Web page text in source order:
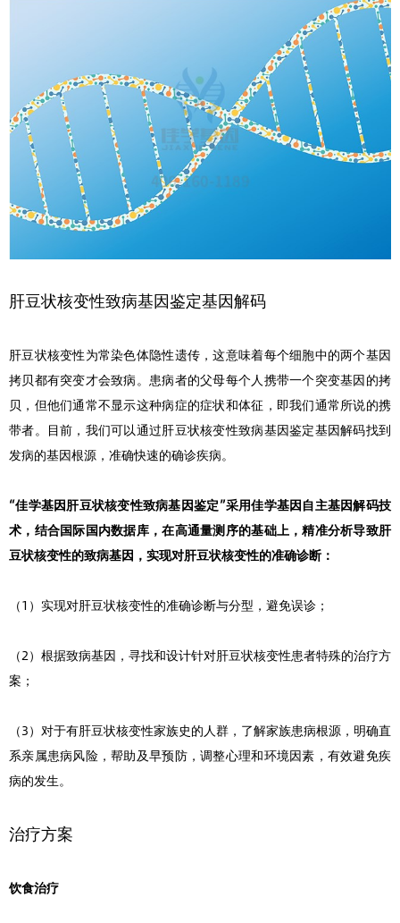
肝豆状核变性致病基因鉴定基因解码
肝豆状核变性为常染色体隐性遗传，这意味着每个细胞中的两个基因
拷贝都有突变才会致病。患病者的父母每个人携带一个突变基因的拷
贝，但他们通常不显示这种病症的症状和体征，即我们通常所说的携
带者。目前，我们可以通过肝豆状核变性致病基因鉴定基因解码找到
发病的基因根源，准确快速的确诊疾病。
“佳学基因肝豆状核变性致病基因鉴定”采用佳学基因自主基因解码技
术，结合国际国内数据库，在高通量测序的基础上，精准分析导致肝
豆状核变性的致病基因，实现对肝豆状核变性的准确诊断：
（1）实现对肝豆状核变性的准确诊断与分型，避免误诊；
（2）根据致病基因，寻找和设计针对肝豆状核变性患者特殊的治疗方
案；
（3）对于有肝豆状核变性家族史的人群，了解家族患病根源，明确直
系亲属患病风险，帮助及早预防，调整心理和环境因素，有效避免疾
病的发生。
治疗方案
饮食治疗